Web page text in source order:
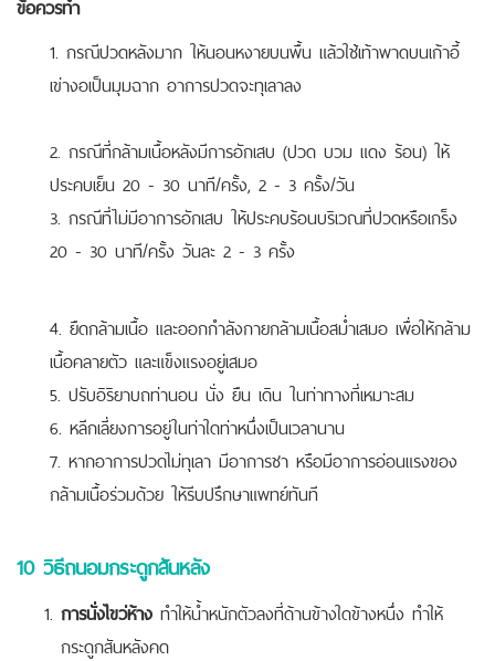
1. กรณีปวดหลังมาก ให้นอนหงายบนพื้น แล้วใช้เท้าพาดบนเก้าอี้
เข่างอเป็นมุมฉาก อาการปวดจะทุเลาลง
2. กรณีที่กล้ามเนื้อหลังมีการอักเสบ (ปวด บวม แดง ร้อน) ให้
ประคบเย็น 20 - 30 นาที/ครั้ง, 2 - 3 ครั้ง/วัน
3. กรณีที่ไม่มีอาการอักเสบ ให้ประคบร้อนบริเวณที่ปวดหรือเกร็ง
20 - 30 นาที/ครั้ง วันละ 2 - 3 ครั้ง
4. ยืดกล้ามเนื้อ และออกกำลังกายกล้ามเนื้อสม่ำเสมอ เพื่อให้กล้าม
เนื้อคลายตัว และแข็งแรงอยู่เสมอ
5. ปรับอิริยาบถท่านอน นั่ง ยืน เดิน ในท่าทางที่เหมาะสม
6. หลีกเลี่ยงการอยู่ในท่าใดท่าหนึ่งเป็นเวลานาน
7. หากอาการปวดไม่ทุเลา มีอาการชา หรือมีอาการอ่อนแรงของ
กล้ามเนื้อร่วมด้วย ให้รีบปรึกษาแพทย์ทันที
10 วิธีถนอมกระดูกสันหลัง
การนั่งไขว่ห้าง ทำให้น้ำหนักตัวลงที่ด้านข้างใดข้างหนึ่ง ทำให้
กระดูกสันหลังคด